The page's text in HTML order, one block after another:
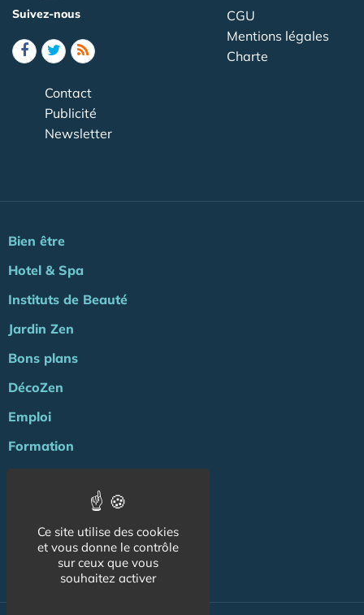
Suivez-nous
CGU
Mentions légales
Charte
Contact
Publicité
Newsletter
Bien être
Hotel & Spa
Instituts de Beauté
Jardin Zen
Bons plans
DécoZen
Emploi
Formation
Energie
NOS AUTRES SITES :
Ce site utilise des cookies
et vous donne le contrôle
sur ceux que vous
souhaitez activer